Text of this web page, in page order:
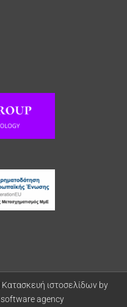
Κατασκευή ιστοσελίδων by
agency